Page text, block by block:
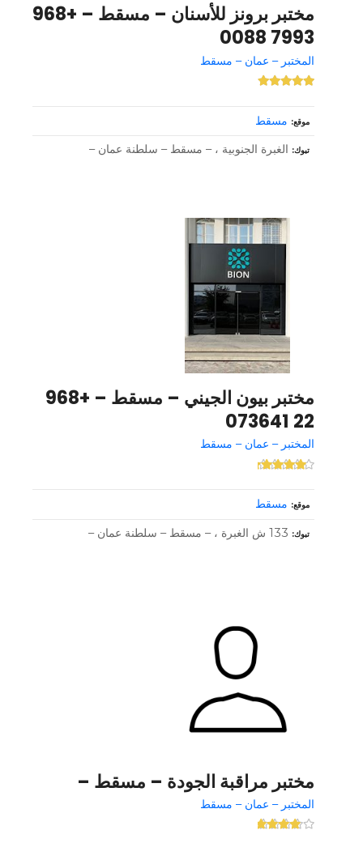
مختبر برونز للأسنان – مسقط – +968
7993 0088
المختبر – عمان – مسقط
موقع مسقط
تبوك الغبرة الجنوبية ، – مسقط – سلطنة عمان –
مختبر بيون الجيني – مسقط – +968
22 073641
المختبر – عمان – مسقط
موقع مسقط
تبوك 133 ش الغبرة ، – مسقط – سلطنة عمان –
مختبر مراقبة الجودة – مسقط –
المختبر – عمان – مسقط